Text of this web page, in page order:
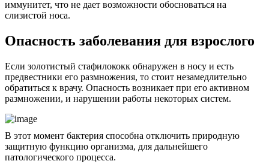
иммунитет, что не дает возможности обосноваться на
слизистой носа.
Опасность заболевания для взрослого
Если золотистый стафилококк обнаружен в носу и есть
предвестники его размножения, то стоит незамедлительно
обратиться к врачу. Опасность возникает при его активном
размножении, и нарушении работы некоторых систем.
В этот момент бактерия способна отключить природную
защитную функцию организма, для дальнейшего
патологического процесса.